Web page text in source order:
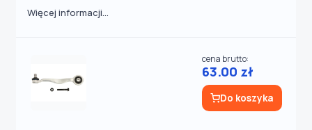
Więcej informacji...
cena brutto:
63.00 zł
Do koszyka